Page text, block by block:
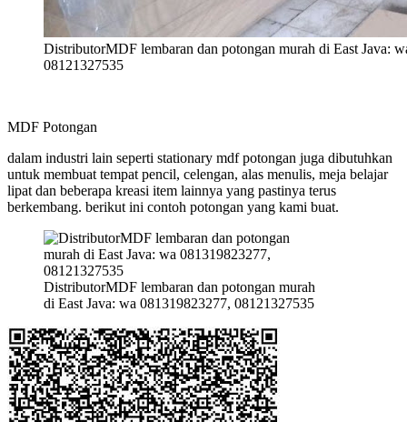
DistributorMDF lembaran dan potongan murah di East Java:
08121327535
MDF Potongan
dalam industri lain seperti stationary mdf potongan juga dibutuhkan
untuk membuat tempat pencil, celengan, alas menulis, meja belajar
lipat dan beberapa kreasi item lainnya yang pastinya terus
berkembang. berikut ini contoh potongan yang kami buat.
DistributorMDF lembaran dan potongan murah
di East Java: wa 081319823277, 08121327535